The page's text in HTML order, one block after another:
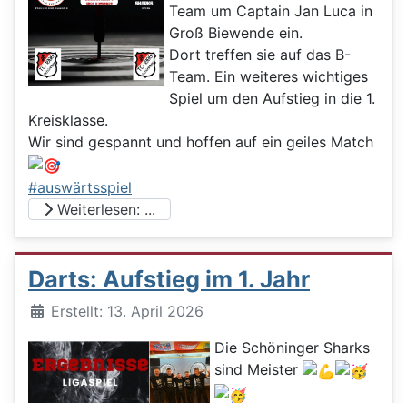
Team um Captain Jan Luca in
Groß Biewende ein.
Dort treffen sie auf das B-
Team. Ein weiteres wichtiges
Spiel um den Aufstieg in die 1.
Kreisklasse.
Wir sind gespannt und hoffen auf ein geiles Match
#auswärtsspiel
Weiterlesen: ...
Darts: Aufstieg im 1. Jahr
DetailsErstellt: 13. April 2026
Die Schöninger Sharks
sind Meister